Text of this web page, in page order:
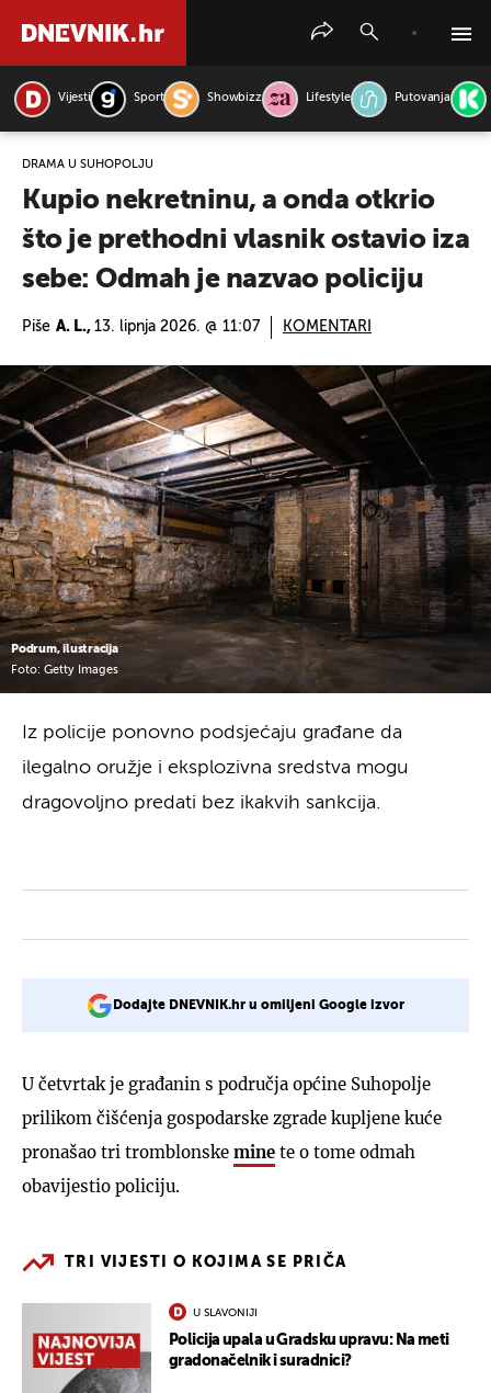
Vijesti Sport Showbizz Lifestyle Putovanja
DRAMA U SUHOPOLJU
Kupio nekretninu, a onda otkrio
što je prethodni vlasnik ostavio iza
sebe: Odmah je nazvao policiju
Piše A. L., 13. lipnja 2026. @ 11:07 KOMENTARI
Podrum, ilustracija
Foto: Getty Images
Iz policije ponovno podsjećaju građane da
ilegalno oružje i eksplozivna sredstva mogu
dragovoljno predati bez ikakvih sankcija.
Dodajte DNEVNIK.hr u omiljeni Google izvor
U četvrtak je građanin s područja općine Suhopolje
prilikom čišćenja gospodarske zgrade kupljene kuće
pronašao tri tromblonske mine te o tome odmah
obavijestio policiju.
TRI VIJESTI O KOJIMA SE PRIČA
U SLAVONIJI
Policija upala u Gradsku upravu: Na meti
gradonačelnik i suradnici?
PRETRAŽITE VIJESTI